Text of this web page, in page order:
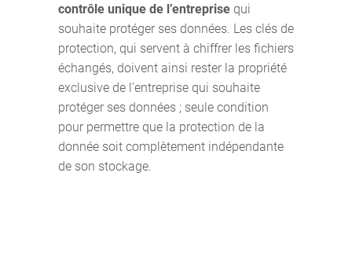
contrôle unique de l’entreprise qui
souhaite protéger ses données. Les clés de
protection, qui servent à chiffrer les fichiers
échangés, doivent ainsi rester la propriété
exclusive de l’entreprise qui souhaite
protéger ses données ; seule condition
pour permettre que la protection de la
donnée soit complètement indépendante
de son stockage.